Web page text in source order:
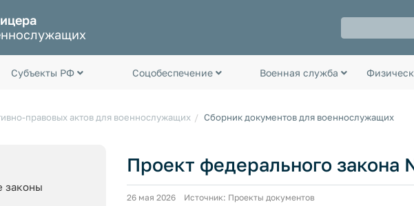
Субъекты РФ Соцобеспечение Военная служба
правовых актов для военнослужащих Сборник документов для военнослужащих
законы
Проект федерального закона
26 мая 2026 Источник: Проекты документов